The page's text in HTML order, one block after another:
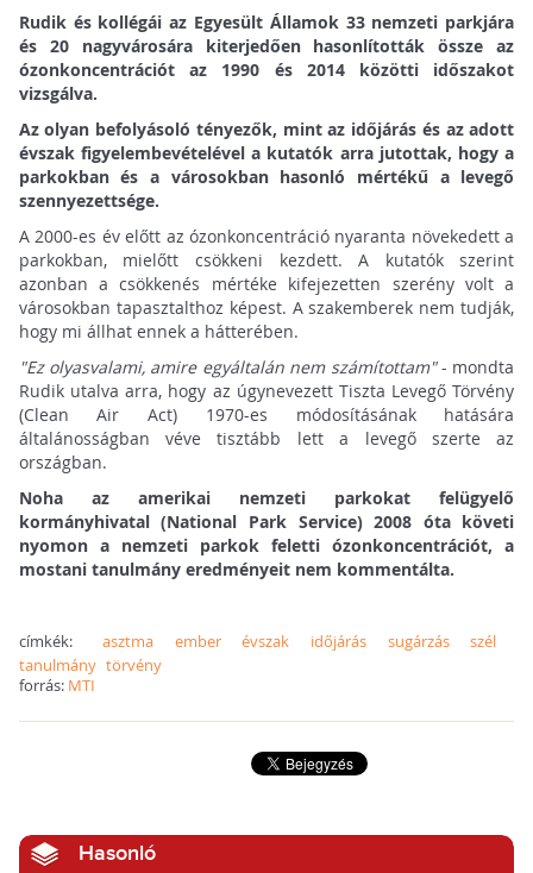
Rudik és kollégái az Egyesült Államok 33 nemzeti parkjára
és 20 nagyvárosára kiterjedően hasonlították össze az
ózonkoncentrációt az 1990 és 2014 közötti időszakot
vizsgálva.
Az olyan befolyásoló tényezők, mint az időjárás és az adott
évszak figyelembevételével a kutatók arra jutottak, hogy a
parkokban és a városokban hasonló mértékű a levegő
szennyezettsége.
A 2000-es év előtt az ózonkoncentráció nyaranta növekedett a
parkokban, mielőtt csökkeni kezdett. A kutatók szerint
azonban a csökkenés mértéke kifejezetten szerény volt a
városokban tapasztalthoz képest. A szakemberek nem tudják,
hogy mi állhat ennek a hátterében.
"Ez olyasvalami, amire egyáltalán nem számítottam"- mondta
Rudik utalva arra, hogy az úgynevezett Tiszta Levegő Törvény
(Clean Air Act) 1970-es módosításának hatására
általánosságban véve tisztább lett a levegő szerte az
országban.
Noha az amerikai nemzeti parkokat felügyelő
kormányhivatal (National Park Service) 2008 óta követi
nyomon a nemzeti parkok feletti ózonkoncentrációt, a
mostani tanulmány eredményeit nem kommentálta.
címkék:asztma ember évszak időjárás sugárzás
szél
tanulmány törvény
forrás: MTI
Hasonló